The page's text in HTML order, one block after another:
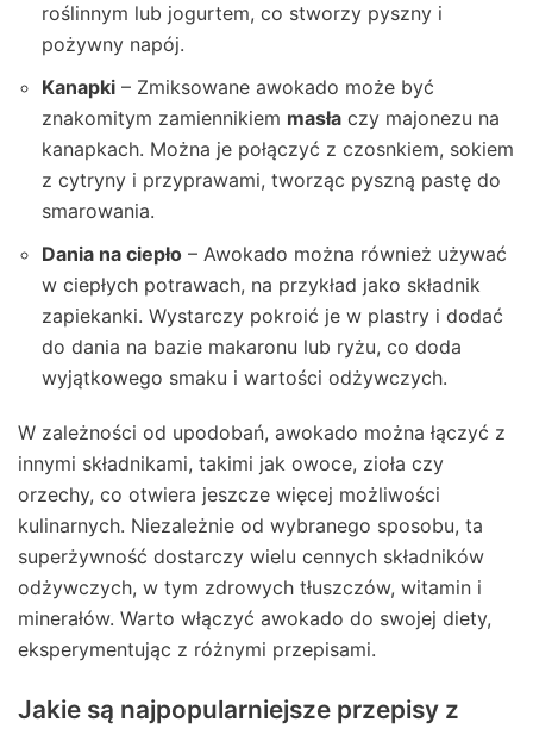
roślinnym lub jogurtem, co stworzy pyszny i
pożywny napój.
Kanapki – Zmiksowane awokado może być
znakomitym zamiennikiem masła czy majonezu na
kanapkach. Można je połączyć z czosnkiem, sokiem
z cytryny i przyprawami, tworząc pyszną pastę do
smarowania.
Dania na ciepło – Awokado można również używać
w ciepłych potrawach, na przykład jako składnik
zapiekanki. Wystarczy pokroić je w plastry i dodać
do dania na bazie makaronu lub ryżu, co doda
wyjątkowego smaku i wartości odżywczych.
W zależności od upodobań, awokado można łączyć z
innymi składnikami, takimi jak owoce, zioła czy
orzechy, co otwiera jeszcze więcej możliwości
kulinarnych. Niezależnie od wybranego sposobu, ta
superżywność dostarczy wielu cennych składników
odżywczych, w tym zdrowych tłuszczów, witamin i
minerałów. Warto włączyć awokado do swojej diety,
eksperymentując z różnymi przepisami.
Jakie są najpopularniejsze przepisy z